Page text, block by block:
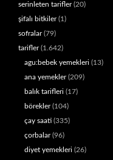
serinleten tarifler(20)
şifalı bitkiler(1)
sofralar(79)
tarifler(1.642)
agu:bebek yemekleri (13)
ana yemekler(209)
balık tarifleri (17)
börekler(104)
çay saati (335)
çorbalar(96)
diyet yemekleri (26)